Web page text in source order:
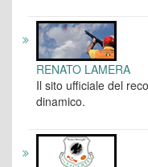
RENATO LAMERA
Il sito ufficiale del
dinamico.